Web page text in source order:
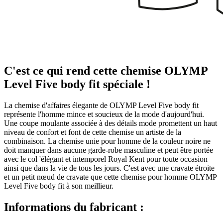
C'est ce qui rend cette chemise OLYMP
Level Five body fit spéciale !
La chemise d'affaires élegante de OLYMP Level Five body fit
représente l'homme mince et soucieux de la mode d'aujourd'hui.
Une coupe moulante associée à des détails mode promettent un haut
niveau de confort et font de cette chemise un artiste de la
combinaison. La chemise unie pour homme de la couleur noire ne
doit manquer dans aucune garde-robe masculine et peut être portée
avec le col 'élégant et intemporel Royal Kent pour toute occasion
ainsi que dans la vie de tous les jours. C'est avec une cravate étroite
et un petit nœud de cravate que cette chemise pour homme OLYMP
Level Five body fit à son meillieur.
Informations du fabricant :